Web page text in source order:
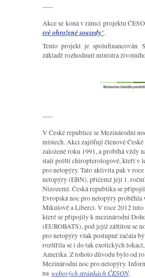
Akce se koná v rámci projektu
své ohrožené sousedy".
Tento projekt je spolufinancován
základě rozhodnutí ministra
V České republice se Mezinárodní
místech. Akci zajišťují členové
založené roku 1991, a probíhá vždy
stali polští chiropterologové, kteří v
pro netopýry. Tato aktivita pak v
netopýry (EBN), přičemž její 1.
Nizozemí. Česká republika se
Evropská noc pro netopýry proběhla
Mikulově a Liberci. V roce 2012 tuto
které se připojily k mezinárodní
(EUROBATS), pod jejíž záštitou se
pro netopýry však postupně začala
rozšířila se i do tak exotických
Amerika. Z tohoto důvodu bylo od
Mezinárodní noc pro netopýry.
na webových stránkách ČESON.